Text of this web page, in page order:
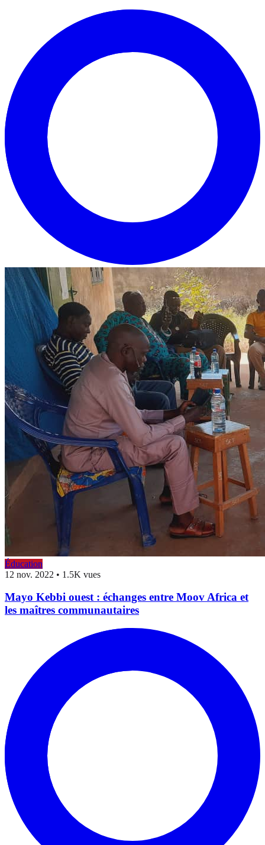
Éducation
12 nov. 2022 • 1.5K vues
Mayo Kebbi ouest : échanges entre Moov Africa et
les maîtres communautaires